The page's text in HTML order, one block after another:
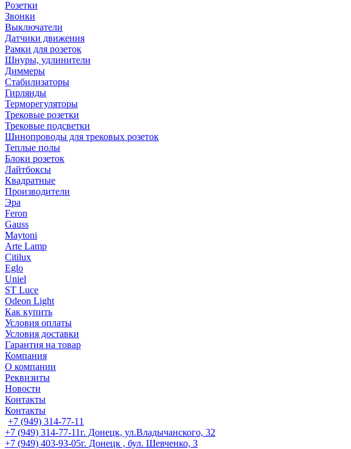
Розетки
Звонки
Выключатели
Датчики движения
Рамки для розеток
Шнуры, удлинители
Диммеры
Стабилизаторы
Гирлянды
Терморегуляторы
Трековые розетки
Трековые подсветки
Шинопроводы для трековых розеток
Теплые полы
Блоки розеток
Лайтбоксы
Квадратные
Производители
Эра
Feron
Gauss
Maytoni
Arte Lamp
Citilux
Eglo
Uniel
ST Luce
Odeon Light
Как купить
Условия оплаты
Условия доставки
Гарантия на товар
Компания
О компании
Реквизиты
Новости
Контакты
Контакты
+7 (949) 314-77-11
+7 (949) 314-77-11г. Донецк, ул.Владычанского, 32
+7 (949) 403-93-05г. Донецк , бул. Шевченко, 3